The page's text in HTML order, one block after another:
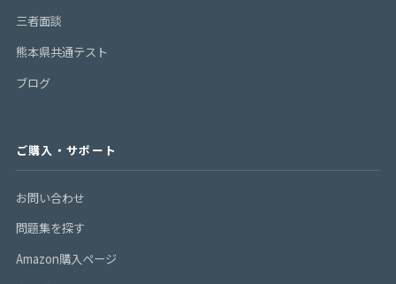
三者面談
熊本県共通テスト
ブログ
ご購入・サポート
お問い合わせ
問題集を探す
Amazon購入ページ